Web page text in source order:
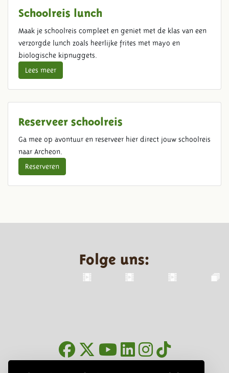
Schoolreis lunch
Maak je schoolreis compleet en geniet met de klas van een
verzorgde lunch zoals heerlijke frites met mayo en
biologische kipnuggets.
Lees meer
Reserveer schoolreis
Ga mee op avontuur en reserveer hier direct jouw schoolreis
naar Archeon.
Reserveren
Folge uns: